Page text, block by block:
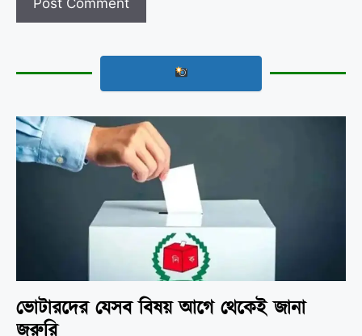
ভোটারদের যেসব বিষয় আগে থেকেই জানা